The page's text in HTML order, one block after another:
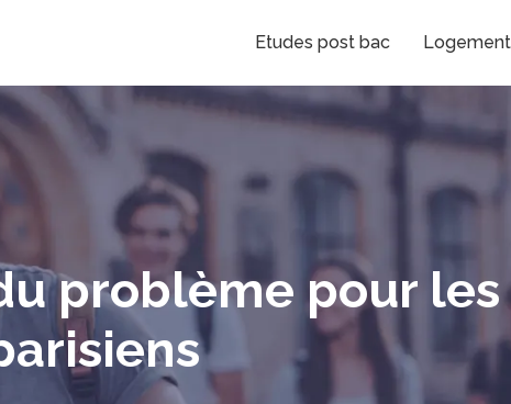
Etudes post bac
problème pour